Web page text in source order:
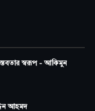
স্বরূপ - আকিমুন
আহমদ